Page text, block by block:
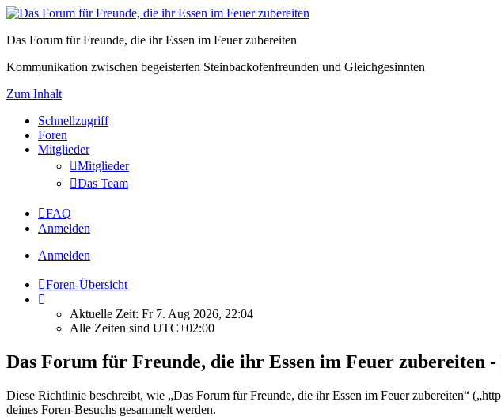
Das Forum für Freunde, die ihr Essen im Feuer zubereiten
Kommunikation zwischen begeisterten Steinbackofenfreunden und Gleichgesinnten
Zum Inhalt
Schnellzugriff
Foren
Mitglieder
Mitglieder
Das Team
FAQ
Anmelden
Anmelden
Foren-Übersicht
Aktuelle Zeit: Fr 7. Aug 2026, 22:04
Alle Zeiten sind UTC+02:00
Das Forum für Freunde, die ihr Essen im Feuer zubereiten
Diese Richtlinie beschreibt, wie „Das Forum für Freunde, die ihr Essen im Feuer zubereiten“
deines Foren-Besuchs gesammelt werden.